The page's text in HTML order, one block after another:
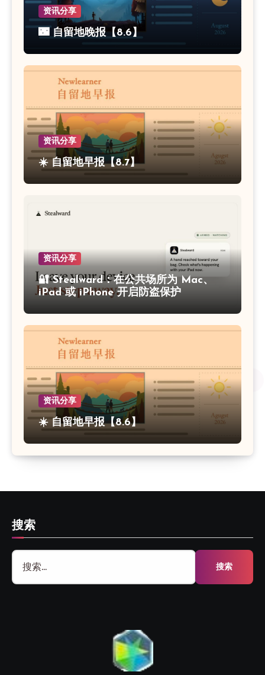
资讯分享
🌃 自留地晚报【8.6】
资讯分享
☀️ 自留地早报【8.7】
资讯分享
🔐 Stealward：在公共场所为 Mac、
iPad 或 iPhone 开启防盗保护
资讯分享
☀️ 自留地早报【8.6】
搜索
搜
索：